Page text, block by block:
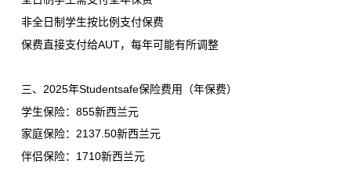
非全日制学生按比例支付保费
保费直接支付给AUT，每年可能有所调整
三、2025年Studentsafe保险费用（年保费）
学生保险：855新西兰元
家庭保险：2137.50新西兰元
伴侣保险：1710新西兰元